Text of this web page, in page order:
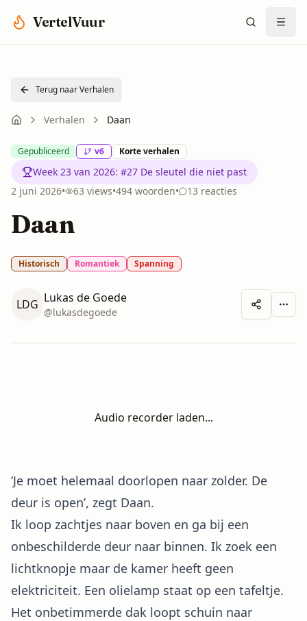
VertelVuur
Terug naar Verhalen
Verhalen Daan
Gepubliceerd v6 Korte verhalen
Week 23 van 2026: #27 De sleutel die niet past
2 juni 2026• 63 views•494 woorden• 13 reacties
Daan
Historisch Romantiek Spanning
LDG Lukas de Goede
@lukasdegoede
Audio recorder laden...
‘Je moet helemaal doorlopen naar zolder. De
deur is open’, zegt Daan.
Ik loop zachtjes naar boven en ga bij een
onbeschilderde deur naar binnen. Ik zoek een
lichtknopje maar de kamer heeft geen
elektriciteit. Een olielamp staat op een tafeltje.
Het onbetimmerde dak loopt schuin naar